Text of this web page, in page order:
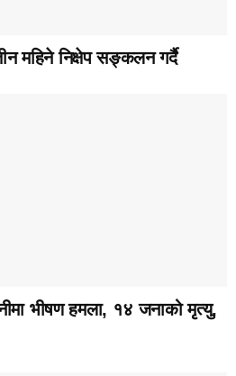
महिने निक्षेप सङ्कलन गर्दै
भीषण हमला, १४ जनाको मृत्यु,